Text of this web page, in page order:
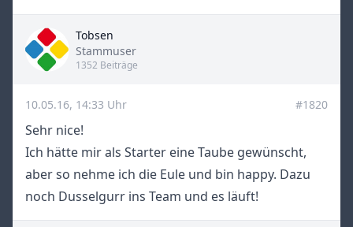
Tobsen
Title
Stammuser
1352 Beiträge
10.05.16, 14:33 Uhr #1820
Sehr nice!
Ich hätte mir als Starter eine Taube gewünscht,
aber so nehme ich die Eule und bin happy. Dazu
noch Dusselgurr ins Team und es läuft!